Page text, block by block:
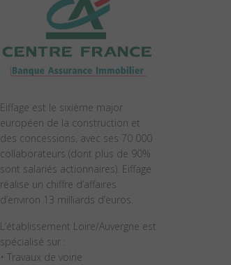
Eiffage est le sixième major
européen de la construction et
des concessions, avec ses 70 000
collaborateurs (dont plus de 90%
sont salariés actionnaires). Eiffage
réalise un chiffre d’affaires
d’environ 13 milliards d’euros.
L’établissement Loire/Auvergne est
spécialisé sur :
• Travaux de voirie